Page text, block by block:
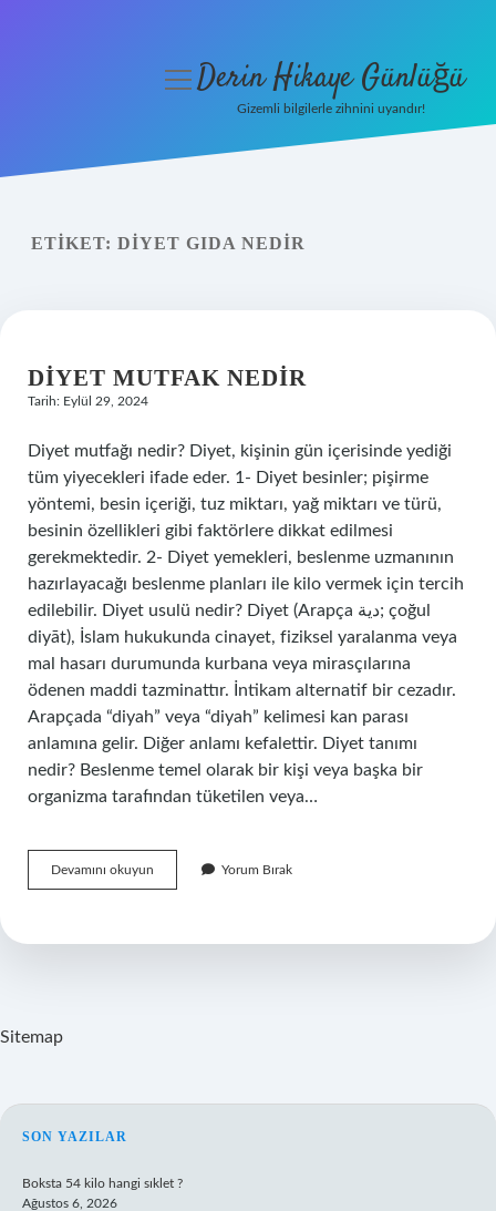
Yasal Uyarı
menüyüDerin Hikaye Günlüğü
Gizemli bilgilerle zihnini uyandır!
ETIKET: DIYET GIDA NEDIR
DIYET MUTFAK NEDIR
Tarih: Eylül 29, 2024
Diyet mutfağı nedir? Diyet, kişinin gün içerisinde yediği
tüm yiyecekleri ifade eder. 1- Diyet besinler; pişirme
yöntemi, besin içeriği, tuz miktarı, yağ miktarı ve türü,
besinin özellikleri gibi faktörlere dikkat edilmesi
gerekmektedir. 2- Diyet yemekleri, beslenme uzmanının
hazırlayacağı beslenme planları ile kilo vermek için tercih
edilebilir. Diyet usulü nedir? Diyet (Arapça دية; çoğul
diyāt), İslam hukukunda cinayet, fiziksel yaralanma veya
mal hasarı durumunda kurbana veya mirasçılarına
ödenen maddi tazminattır. İntikam alternatif bir cezadır.
Arapçada “diyah” veya “diyah” kelimesi kan parası
anlamına gelir. Diğer anlamı kefalettir. Diyet tanımı
nedir? Beslenme temel olarak bir kişi veya başka bir
organizma tarafından tüketilen veya…
Devamını okuyun
Mutfak
Yorum Bırak
Sitemap
SIDEBAR
SON YAZILAR
Boksta 54 kilo hangi sıklet ?
Ağustos 6, 2026